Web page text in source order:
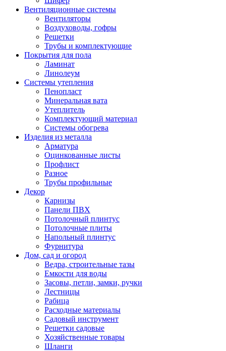
Вентиляционные системы
Вентиляторы
Воздуховоды, гофры
Решетки
Трубы и комплектующие
Покрытия для пола
Ламинат
Линолеум
Системы утепления
Пенопласт
Минеральная вата
Утеплитель
Комплектующий материал
Системы обогрева
Изделия из металла
Арматура
Оцинкованные листы
Профлист
Разное
Трубы профильные
Декор
Карнизы
Панели ПВХ
Потолочный плинтус
Потолочные плиты
Напольный плинтус
Фурнитура
Дом, сад и огород
Ведра, строительные тазы
Емкости для воды
Засовы, петли, замки, ручки
Лестницы
Рабица
Расходные материалы
Садовый инструмент
Решетки садовые
Хозяйственные товары
Шланги